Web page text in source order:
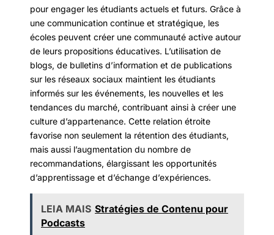
pour engager les étudiants actuels et futurs. Grâce à
une communication continue et stratégique, les
écoles peuvent créer une communauté active autour
de leurs propositions éducatives. L’utilisation de
blogs, de bulletins d’information et de publications
sur les réseaux sociaux maintient les étudiants
informés sur les événements, les nouvelles et les
tendances du marché, contribuant ainsi à créer une
culture d’appartenance. Cette relation étroite
favorise non seulement la rétention des étudiants,
mais aussi l’augmentation du nombre de
recommandations, élargissant les opportunités
d’apprentissage et d’échange d’expériences.
LEIA MAIS Stratégies de Contenu pour
Podcasts